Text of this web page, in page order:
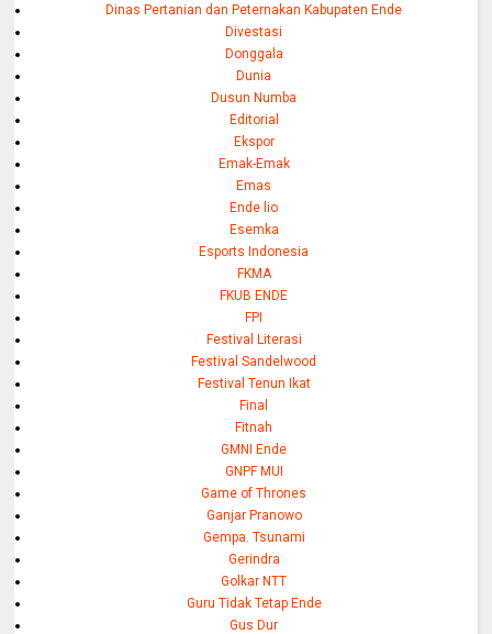
Dinas Pertanian dan Peternakan Kabupaten Ende
Divestasi
Donggala
Dunia
Dusun Numba
Editorial
Ekspor
Emak-Emak
Emas
Ende lio
Esemka
Esports Indonesia
FKMA
FKUB ENDE
FPI
Festival Literasi
Festival Sandelwood
Festival Tenun Ikat
Final
Fitnah
GMNI Ende
GNPF MUI
Game of Thrones
Ganjar Pranowo
Gempa. Tsunami
Gerindra
Golkar NTT
Guru Tidak Tetap Ende
Gus Dur